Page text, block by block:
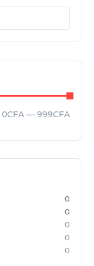
0CFA — 999CFA
0
0
0
0
0